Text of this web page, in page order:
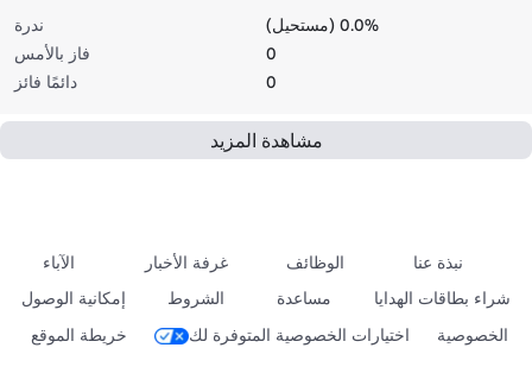
ندرة
0.0% (مستحيل)
فاز بالأمس
0
دائمًا فائز
0
مشاهدة المزيد
نبذة عنا الوظائف غرفة الأخبار
الآباء
شراء بطاقات الهدايا
مساعدة الشروط
إمكانية الوصول
الخصوصية
اختيارات الخصوصية المتوفرة لك خريطة الموقع